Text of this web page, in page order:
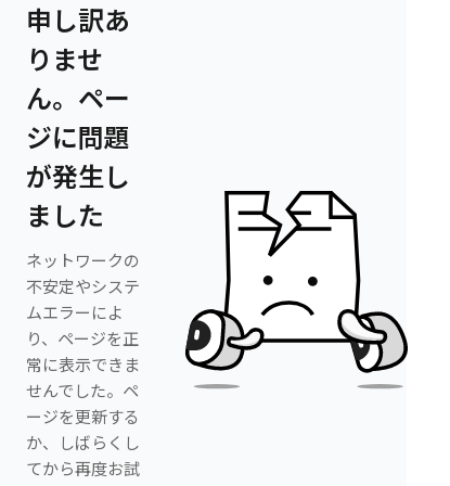
申し訳あ
りませ
ん。ペー
ジに問題
が発生し
ました
ネットワークの
不安定やシステ
ムエラーによ
り、ページを正
常に表示できま
せんでした。ペ
ージを更新する
か、しばらくし
てから再度お試